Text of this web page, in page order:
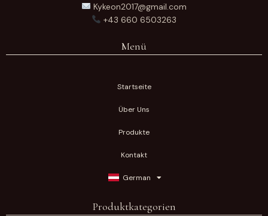
Kykeon2017@gmail.com
+43 660 6503263
Menü
Startseite
Über Uns
Produkte
Kontakt
German
Produktkategorien